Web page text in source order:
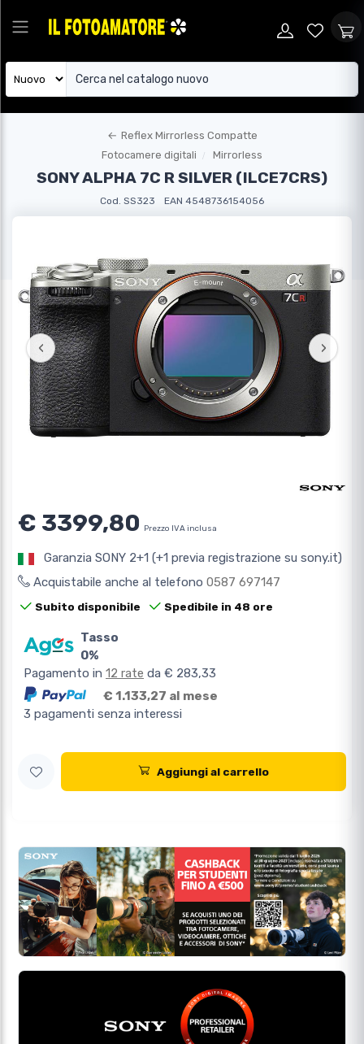
← Reflex Mirrorless Compatte
Fotocamere digitali
Mirrorless
SONY ALPHA 7C R SILVER (ILCE7CRS)
Cod. SS323 EAN 4548736154056
‹ ›
€ 3399,80 Prezzo IVA inclusa
Garanzia SONY 2+1 (+1 previa registrazione su sony.it)
Acquistabile anche al telefono 0587 697147
Subito disponibile Spedibile in 48 ore
Tasso
0%
Pagamento in 12 rate da € 283,33
€ 1.133,27 al mese
3 pagamenti senza interessi
Aggiungi al carrello